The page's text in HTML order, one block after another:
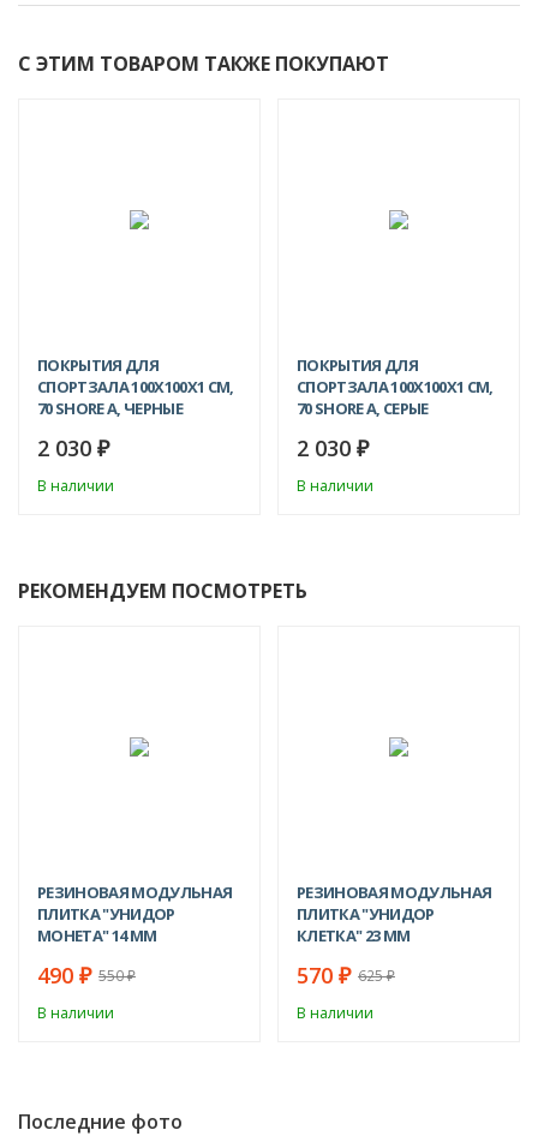
С ЭТИМ ТОВАРОМ ТАКЖЕ ПОКУПАЮТ
ПОКРЫТИЯ ДЛЯ
СПОРТЗАЛА 100Х100X1 СМ,
70 SHORE A, ЧЕРНЫЕ
2 030 ₽
В наличии
ПОКРЫТИЯ ДЛЯ
СПОРТЗАЛА 100Х100X1 СМ,
70 SHORE A, СЕРЫЕ
2 030 ₽
В наличии
РЕКОМЕНДУЕМ ПОСМОТРЕТЬ
РЕЗИНОВАЯ МОДУЛЬНАЯ
ПЛИТКА "УНИДОР
МОНЕТА" 14 ММ
490 ₽ 550₽
В наличии
РЕЗИНОВАЯ МОДУЛЬНАЯ
ПЛИТКА "УНИДОР
КЛЕТКА" 23 ММ
570 ₽ 625₽
В наличии
Последние фото